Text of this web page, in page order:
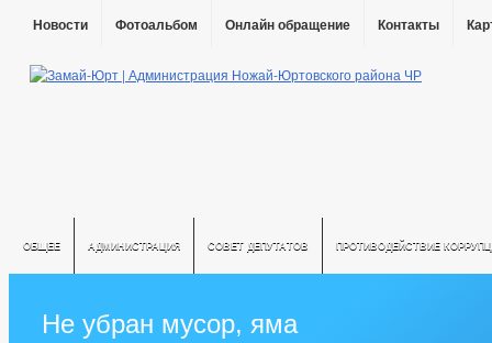
Новости Фотоальбом Онлайн обращение Контакты
ОБЩЕЕ АДМИНИСТРАЦИЯ СОВЕТ ДЕПУТАТОВ ПРОТИВОДЕЙСТВИЕ
Не убран мусор, яма